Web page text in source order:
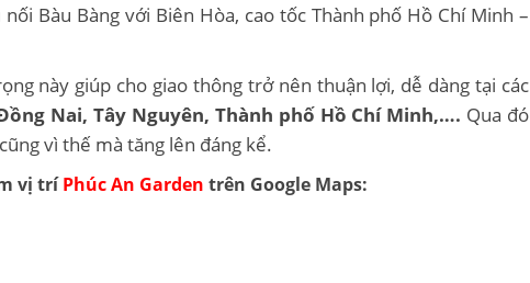
nối Bàu Bàng với Biên Hòa, cao tốc Thành phố Hồ Chí Minh –
này giúp cho giao thông trở nên thuận lợi, dễ dàng tại các
Nai, Tây Nguyên, Thành phố Hồ Chí Minh,…. Qua đó
cũng vì thế mà tăng lên đáng kể.
vị tríPhúc An Garden trên Google Maps: